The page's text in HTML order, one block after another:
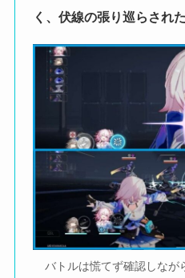
く、伏線の張り巡らされ
バトルは慌てず確認しなが